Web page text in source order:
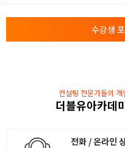
수강생
컨설팅 전문가들의
더블유아카데
전화 / 온라인